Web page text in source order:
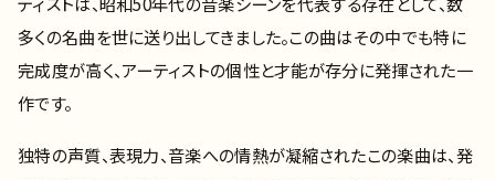
多くの名曲を世に送り出してきました。この曲はその中でも特に
完成度が高く、アーティストの個性と才能が存分に発揮された一
作です。
独特の声質、表現力、音楽への情熱が凝縮されたこの楽曲は、発